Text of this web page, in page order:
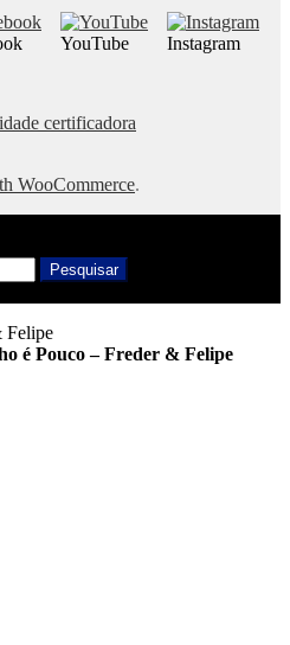
YouTube Instagram
WooCommerce.
Pesquisar
é Pouco – Freder & Felipe